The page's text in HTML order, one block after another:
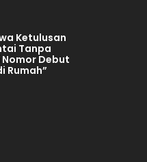
Ketulusan
Tanpa
Debut
Rumah”